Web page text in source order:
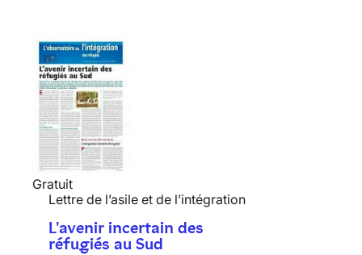
Gratuit
Lettre de l’asile et de l’intégration
L'avenir incertain des
réfugiés au Sud